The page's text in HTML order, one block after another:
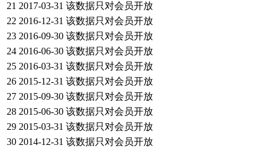
21 2017-03-31 该数据只对会员开放
22 2016-12-31 该数据只对会员开放
23 2016-09-30 该数据只对会员开放
24 2016-06-30 该数据只对会员开放
25 2016-03-31 该数据只对会员开放
26 2015-12-31 该数据只对会员开放
27 2015-09-30 该数据只对会员开放
28 2015-06-30 该数据只对会员开放
29 2015-03-31 该数据只对会员开放
30 2014-12-31 该数据只对会员开放